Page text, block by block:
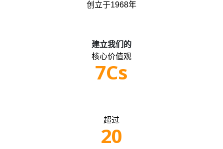
创立于1968年
建立我们的
核心价值观
7Cs
超过
20